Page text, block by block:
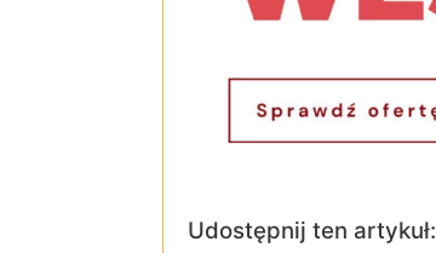
Udostępnij ten artykuł: